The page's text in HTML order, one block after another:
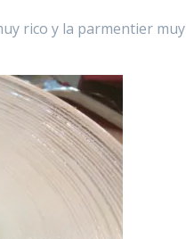
rico y la parmentier muy